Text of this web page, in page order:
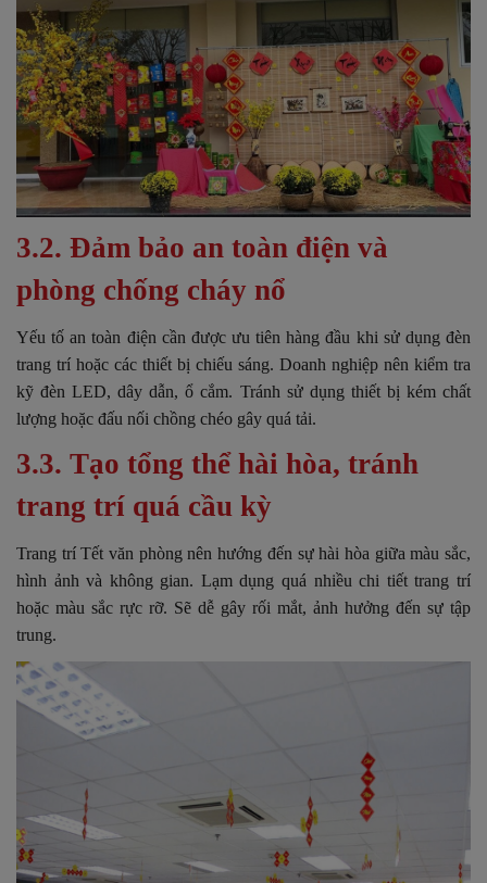
3.2. Đảm bảo an toàn điện và
phòng chống cháy nổ
Yếu tố an toàn điện cần được ưu tiên hàng đầu khi sử dụng đèn
trang trí hoặc các thiết bị chiếu sáng. Doanh nghiệp nên kiểm tra
kỹ đèn LED, dây dẫn, ổ cắm. Tránh sử dụng thiết bị kém chất
lượng hoặc đấu nối chồng chéo gây quá tải.
3.3. Tạo tổng thể hài hòa, tránh
trang trí quá cầu kỳ
Trang trí Tết văn phòng nên hướng đến sự hài hòa giữa màu sắc,
hình ảnh và không gian. Lạm dụng quá nhiều chi tiết trang trí
hoặc màu sắc rực rỡ. Sẽ dễ gây rối mắt, ảnh hưởng đến sự tập
trung.